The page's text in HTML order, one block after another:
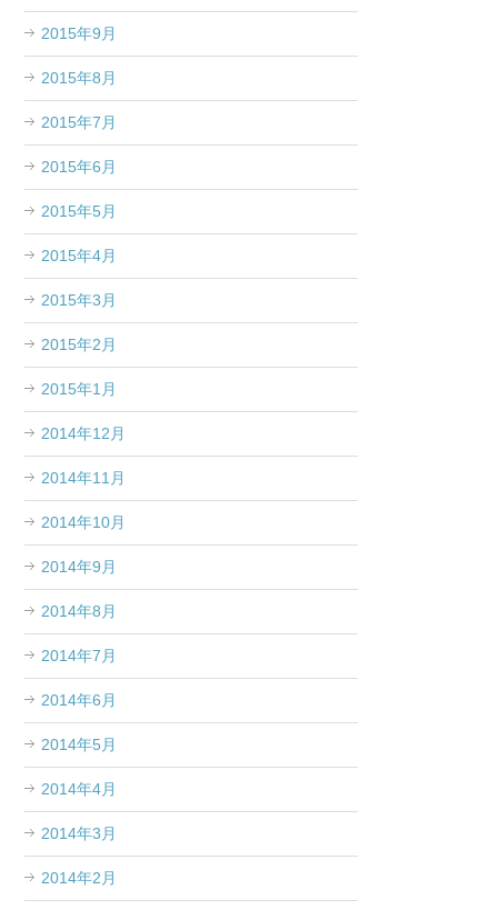
2015年9月
2015年8月
2015年7月
2015年6月
2015年5月
2015年4月
2015年3月
2015年2月
2015年1月
2014年12月
2014年11月
2014年10月
2014年9月
2014年8月
2014年7月
2014年6月
2014年5月
2014年4月
2014年3月
2014年2月